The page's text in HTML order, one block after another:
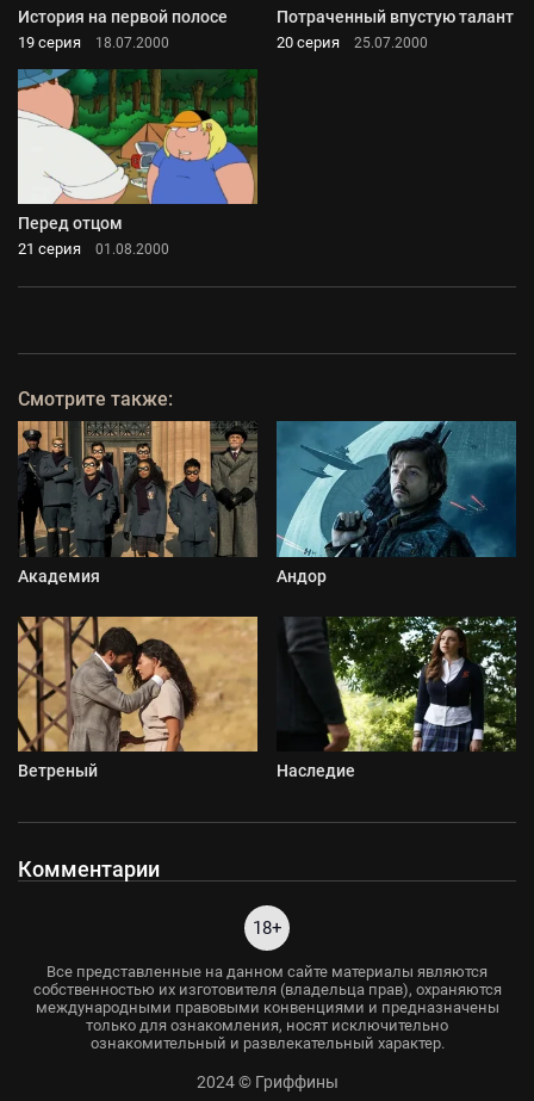
История на первой полосе
19 серия 18.07.2000
Потраченный впустую талант
20 серия 25.07.2000
Перед отцом
21 серия 01.08.2000
Смотрите также:
Академия Андор
Ветреный Наследие
Комментарии
18+
Все представленные на данном сайте материалы являются
собственностью их изготовителя (владельца прав), охраняются
международными правовыми конвенциями и предназначены
только для ознакомления, носят исключительно
ознакомительный и развлекательный характер.
2024 © Гриффины